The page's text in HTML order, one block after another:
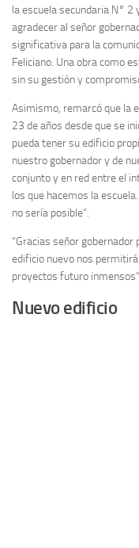
la escuela secundaria N° 2
agradecer al señor
significativa para la
Feliciano. Una obra como
sin su gestión y
Asimismo, remarcó que la
23 de años desde que se
pueda tener su edificio
nuestro gobernador y de
conjunto y en red entre el
los que hacemos la
no sería posible”.
“Gracias señor
edificio nuevo nos
proyectos futuro
Nuevo edificio